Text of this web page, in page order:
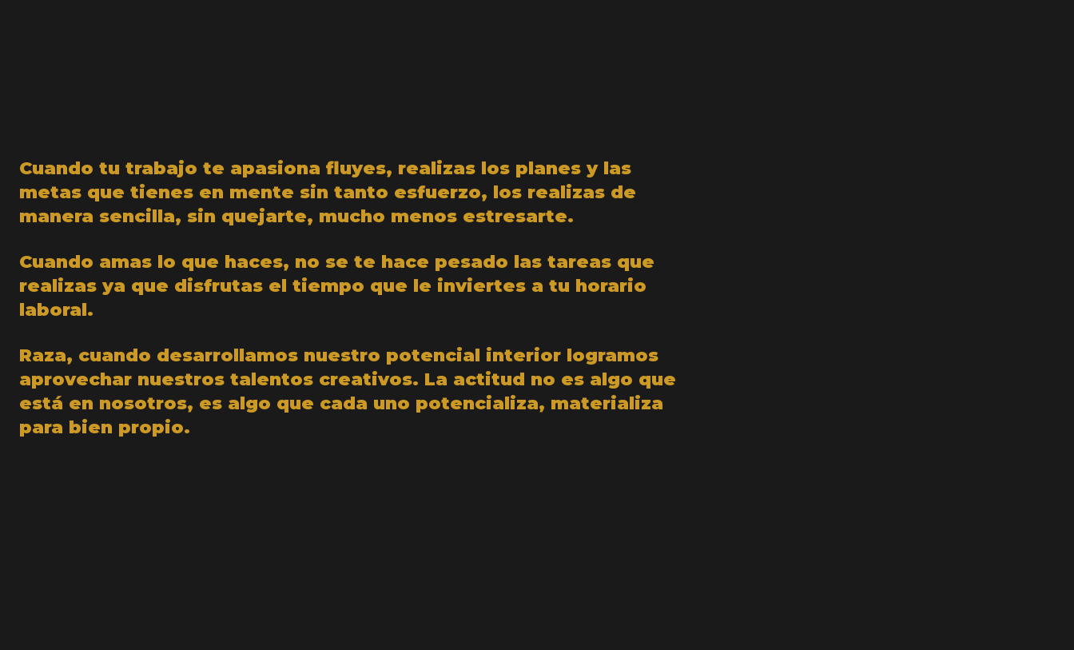
Cuando tu trabajo te apasiona fluyes, realizas los planes y las
metas que tienes en mente sin tanto esfuerzo, los realizas de
manera sencilla, sin quejarte, mucho menos estresarte.
Cuando amas lo que haces, no se te hace pesado las tareas que
realizas ya que disfrutas el tiempo que le inviertes a tu horario
laboral.
Raza, cuando desarrollamos nuestro potencial interior logramos
aprovechar nuestros talentos creativos. La actitud no es algo que
está en nosotros, es algo que cada uno potencializa, materializa
para bien propio.